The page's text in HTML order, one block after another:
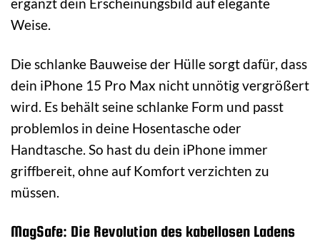
ergänzt dein Erscheinungsbild auf elegante
Weise.
Die schlanke Bauweise der Hülle sorgt dafür, dass
dein iPhone 15 Pro Max nicht unnötig vergrößert
wird. Es behält seine schlanke Form und passt
problemlos in deine Hosentasche oder
Handtasche. So hast du dein iPhone immer
griffbereit, ohne auf Komfort verzichten zu
müssen.
MagSafe: Die Revolution des kabellosen Ladens